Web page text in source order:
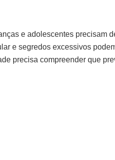
e adolescentes precisam
e segredos excessivos
precisa compreender que